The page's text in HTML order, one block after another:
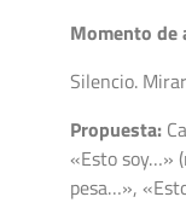
Momento de
Silencio.
Propuesta:
«Esto soy…»
pesa…»,